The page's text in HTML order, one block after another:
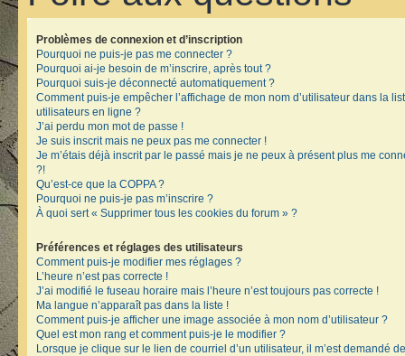
Problèmes de connexion et d’inscription
Pourquoi ne puis-je pas me connecter ?
Pourquoi ai-je besoin de m’inscrire, après tout ?
Pourquoi suis-je déconnecté automatiquement ?
Comment puis-je empêcher l’affichage de mon nom d’utilisateur dans la
utilisateurs en ligne ?
J’ai perdu mon mot de passe !
Je suis inscrit mais ne peux pas me connecter !
Je m’étais déjà inscrit par le passé mais je ne peux à présent plus me
?!
Qu’est-ce que la COPPA ?
Pourquoi ne puis-je pas m’inscrire ?
À quoi sert « Supprimer tous les cookies du forum » ?
Préférences et réglages des utilisateurs
Comment puis-je modifier mes réglages ?
L’heure n’est pas correcte !
J’ai modifié le fuseau horaire mais l’heure n’est toujours pas correcte !
Ma langue n’apparaît pas dans la liste !
Comment puis-je afficher une image associée à mon nom d’utilisateur ?
Quel est mon rang et comment puis-je le modifier ?
Lorsque je clique sur le lien de courriel d’un utilisateur, il m’est demandé